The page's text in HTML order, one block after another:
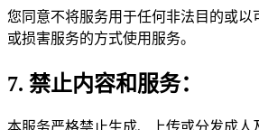
您同意不将服务用于任何非法目的或以
或损害服务的方式使用服务。
7. 禁止内容和服务：